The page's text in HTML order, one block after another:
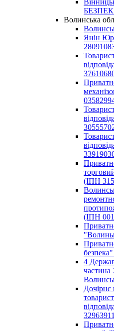
Волинська
Янін
(ІПН
(ІПН
4